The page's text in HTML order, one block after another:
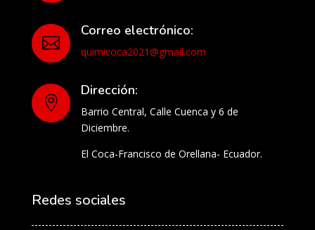

Correo electrónico:
quimicoca2021@gmail.com

Dirección:
Barrio Central, Calle Cuenca y 6 de
Diciembre.
El Coca-Francisco de Orellana- Ecuador.
Redes sociales